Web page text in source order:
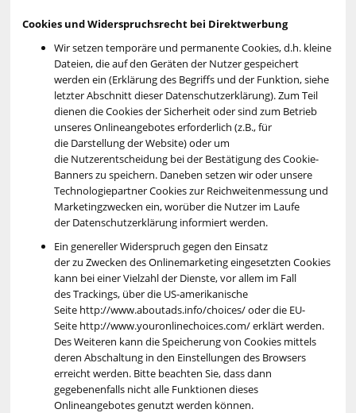
Cookies und Widerspruchsrecht bei Direktwerbung
Wir setzen temporäre und permanente Cookies, d.h. kleine
Dateien, die auf den Geräten der Nutzer gespeichert
werden ein (Erklärung des Begriffs und der Funktion, siehe
letzter Abschnitt dieser Datenschutzerklärung). Zum Teil
dienen die Cookies der Sicherheit oder sind zum Betrieb
unseres Onlineangebotes erforderlich (z.B., für
die Darstellung der Website) oder um
die Nutzerentscheidung bei der Bestätigung des Cookie-
Banners zu speichern. Daneben setzen wir oder unsere
Technologiepartner Cookies zur Reichweitenmessung und
Marketingzwecken ein, worüber die Nutzer im Laufe
der Datenschutzerklärung informiert werden.
Ein genereller Widerspruch gegen den Einsatz
der zu Zwecken des Onlinemarketing eingesetzten Cookies
kann bei einer Vielzahl der Dienste, vor allem im Fall
des Trackings, über die US-amerikanische
Seite http://www.aboutads.info/choices/ oder die EU-
Seite http://www.youronlinechoices.com/ erklärt werden.
Des Weiteren kann die Speicherung von Cookies mittels
deren Abschaltung in den Einstellungen des Browsers
erreicht werden. Bitte beachten Sie, dass dann
gegebenenfalls nicht alle Funktionen dieses
Onlineangebotes genutzt werden können.